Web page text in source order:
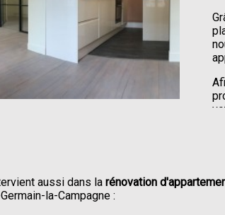
aussi dans la rénovation
la-Campagne :